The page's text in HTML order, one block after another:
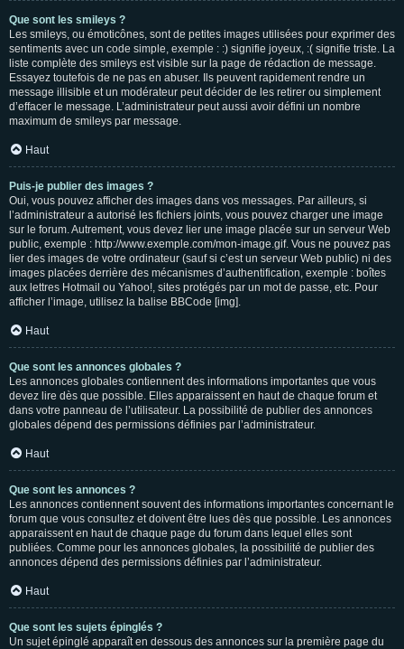
Que sont les smileys ?
Les smileys, ou émoticônes, sont de petites images utilisées pour exprimer des
sentiments avec un code simple, exemple : :) signifie joyeux, :( signifie triste. La
liste complète des smileys est visible sur la page de rédaction de message.
Essayez toutefois de ne pas en abuser. Ils peuvent rapidement rendre un
message illisible et un modérateur peut décider de les retirer ou simplement
d’effacer le message. L’administrateur peut aussi avoir défini un nombre
maximum de smileys par message.
Haut
Puis-je publier des images ?
Oui, vous pouvez afficher des images dans vos messages. Par ailleurs, si
l’administrateur a autorisé les fichiers joints, vous pouvez charger une image
sur le forum. Autrement, vous devez lier une image placée sur un serveur Web
public, exemple : http://www.exemple.com/mon-image.gif. Vous ne pouvez pas
lier des images de votre ordinateur (sauf si c’est un serveur Web public) ni des
images placées derrière des mécanismes d’authentification, exemple : boîtes
aux lettres Hotmail ou Yahoo!, sites protégés par un mot de passe, etc. Pour
afficher l’image, utilisez la balise BBCode [img].
Haut
Que sont les annonces globales ?
Les annonces globales contiennent des informations importantes que vous
devez lire dès que possible. Elles apparaissent en haut de chaque forum et
dans votre panneau de l’utilisateur. La possibilité de publier des annonces
globales dépend des permissions définies par l’administrateur.
Haut
Que sont les annonces ?
Les annonces contiennent souvent des informations importantes concernant le
forum que vous consultez et doivent être lues dès que possible. Les annonces
apparaissent en haut de chaque page du forum dans lequel elles sont
publiées. Comme pour les annonces globales, la possibilité de publier des
annonces dépend des permissions définies par l’administrateur.
Haut
Que sont les sujets épinglés ?
Un sujet épinglé apparaît en dessous des annonces sur la première page du